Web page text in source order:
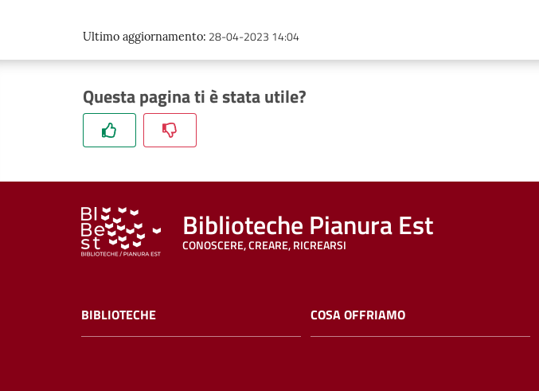
Ultimo aggiornamento: 28-04-2023 14:04
Questa pagina ti è stata utile?
Biblioteche Pianura Est
CONOSCERE, CREARE, RICREARSI
BIBLIOTECHE COSA OFFRIAMO